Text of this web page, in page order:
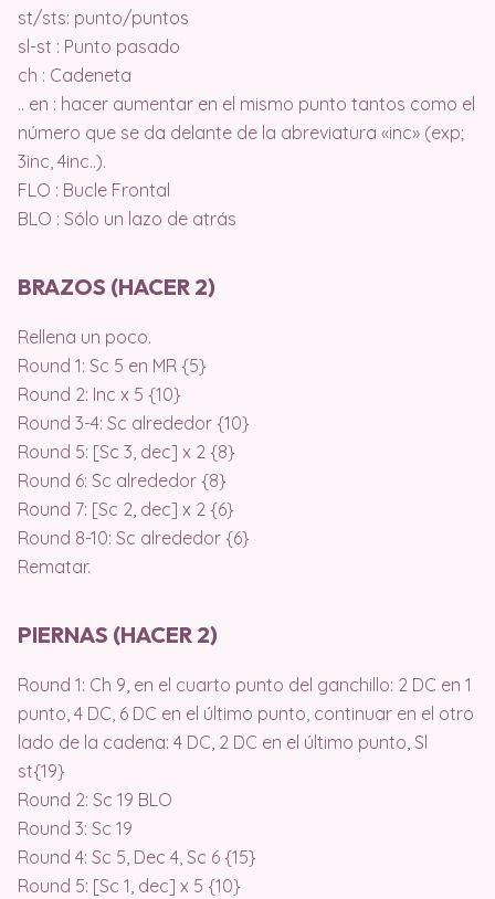
st/sts: punto/puntos
sl-st : Punto pasado
ch : Cadeneta
.. en : hacer aumentar en el mismo punto tantos como el
número que se da delante de la abreviatura «inc» (exp;
3inc, 4inc..).
FLO : Bucle Frontal
BLO : Sólo un lazo de atrás
BRAZOS (HACER 2)
Rellena un poco.
Round 1: Sc 5 en MR {5}
Round 2: Inc x 5 {10}
Round 3-4: Sc alrededor {10}
Round 5: [Sc 3, dec] x 2 {8}
Round 6: Sc alrededor {8}
Round 7: [Sc 2, dec] x 2 {6}
Round 8-10: Sc alrededor {6}
Rematar.
PIERNAS (HACER 2)
Round 1: Ch 9, en el cuarto punto del ganchillo: 2 DC en 1
punto, 4 DC, 6 DC en el último punto, continuar en el otro
lado de la cadena: 4 DC, 2 DC en el último punto, Sl
st{19}
Round 2: Sc 19 BLO
Round 3: Sc 19
Round 4: Sc 5, Dec 4, Sc 6 {15}
Round 5: [Sc 1, dec] x 5 {10}